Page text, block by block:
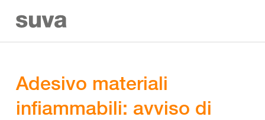
Adesivo materiali
infiammabili: avviso di